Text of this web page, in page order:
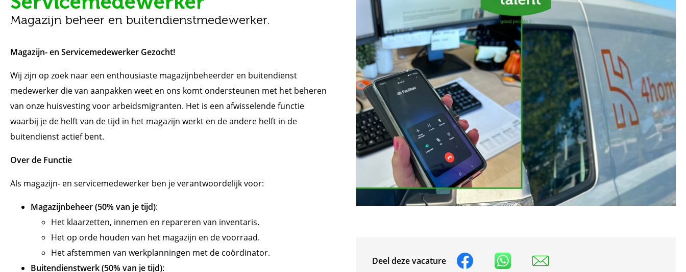
Magazijn beheer en buitendienstmedewerker.
Magazijn- en Servicemedewerker Gezocht!
Wij zijn op zoek naar een enthousiaste magazijnbeheerder en buitendienst
medewerker die van aanpakken weet en ons komt ondersteunen met het beheren
van onze huisvesting voor arbeidsmigranten. Het is een afwisselende functie
waarbij je de helft van de tijd in het magazijn werkt en de andere helft in de
buitendienst actief bent.
Over de Functie
Als magazijn- en servicemedewerker ben je verantwoordelijk voor:
Magazijnbeheer (50% van je tijd):
Het klaarzetten, innemen en repareren van inventaris.
Het op orde houden van het magazijn en de voorraad.
Het afstemmen van werkplanningen met de coördinator.
Buitendienstwerk (50% van je tijd):
Deel deze vacature